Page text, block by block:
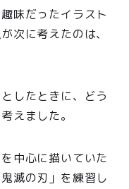
味だったイラスト
次に考えたのは、
したときに、どう
えました。
中心に描いていた
滅の刃」を練習し